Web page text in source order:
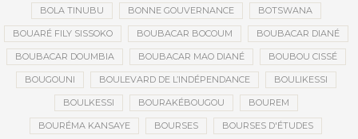
BOLA TINUBU BONNE GOUVERNANCE BOTSWANA
BOUARÉ FILY SISSOKO BOUBACAR BOCOUM BOUBACAR DIANÉ
BOUBACAR DOUMBIA BOUBACAR MAO DIANÉ BOUBOU CISSÉ
BOUGOUNI BOULEVARD DE L’INDÉPENDANCE BOULIKESSI
BOULKESSI BOURAKÉBOUGOU BOUREM
BOURÉMA KANSAYE BOURSES BOURSES D'ÉTUDES